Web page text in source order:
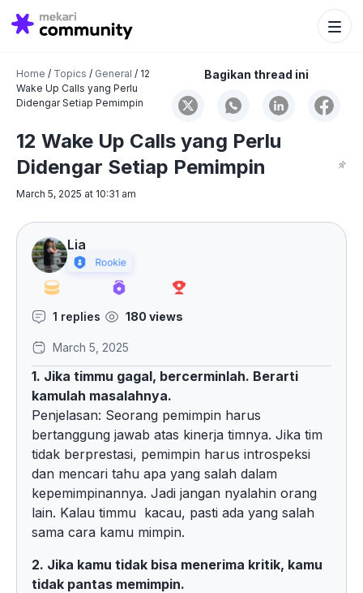
Search
for:
Search
Home / Topics / General / 12
Wake Up Calls yang Perlu
Didengar Setiap Pemimpin
Bagikan thread ini
12 Wake Up Calls yang Perlu
Didengar Setiap Pemimpin
March 5, 2025 at 10:31 am
Lia
1 replies 180 views
March 5, 2025
1. Jika timmu gagal, bercerminlah. Berarti
kamulah masalahnya.
Penjelasan: Seorang pemimpin harus
bertanggung jawab atas kinerja timnya. Jika tim
tidak berprestasi, pemimpin harus introspeksi
dan mencari tahu apa yang salah dalam
kepemimpinannya. Jadi jangan nyalahin orang
lain. Kalau timmu kacau, pasti ada yang salah
sama cara kamu mimpin.
2. Jika kamu tidak bisa menerima kritik, kamu
tidak pantas memimpin.